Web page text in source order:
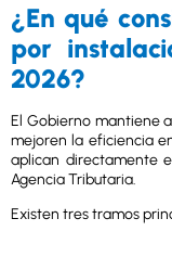
¿En qué
por
2026?
El Gobierno mantiene
mejoren la eficiencia
aplican directamente
Agencia Tributaria.
Existen tres tramos